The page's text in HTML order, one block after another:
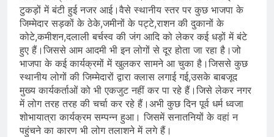
टुकड़ों में बंटी हुई नजर आई।वैसे स्थानीय स्तर पर कुछ भाजपा के
जिम्मेदार सड़कों के ठेके,जमीनों के पट्टे,राशन की दुकानों के
कोटे,कमीशन,दलाली बर्चस्व की जंग आदि को लेकर कई धड़ों में बंटे
हुए हैं।जिससे आम आदमी भी इन लोगों से दूर होता जा रहा है।जो
भाजपा के कई कार्यक्रमों में खुलकर सामने आ चुका है।जिससे कुछ
स्थानीय लोगों की जिम्मेदारों द्वारा क्लास लगाई गई,उसके बाबजूद
मुख्य कार्यकर्ताओं को भी एकजुट नहीं कर पा रहे हैं।जिसे लेकर नगर
में लोग तरह तरह की चर्चा कर रहे हैं।अभी कुछ दिन पूर्व धर्म ध्वजा
शोभायात्रा कार्यक्रम सम्पन्न हुआ। जिसमें सनातनियों के वहां न
पहुंचने का कारण भी लोग तलाशने में लगे हैं।